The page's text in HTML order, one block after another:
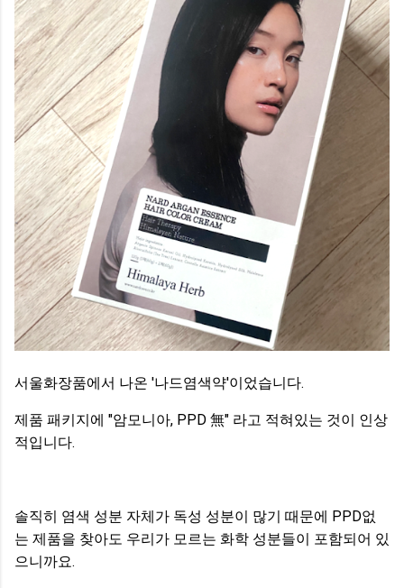
서울화장품에서 나온 '나드염색약'이었습니다.
제품 패키지에 "암모니아, PPD 無" 라고 적혀있는 것이 인상
적입니다.
솔직히 염색 성분 자체가 독성 성분이 많기 때문에 PPD없
는 제품을 찾아도 우리가 모르는 화학 성분들이 포함되어 있
으니까요.